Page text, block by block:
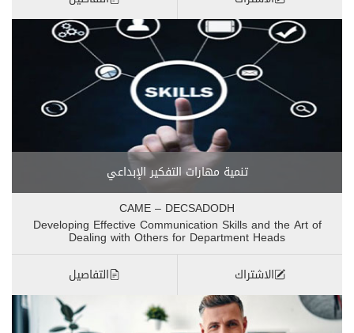
تنمية مهارات التفكير الإبداعي
CAME – DECSADODH
Developing Effective Communication Skills and the Art of
Dealing with Others for Department Heads
الاشتراك
التفاصيل